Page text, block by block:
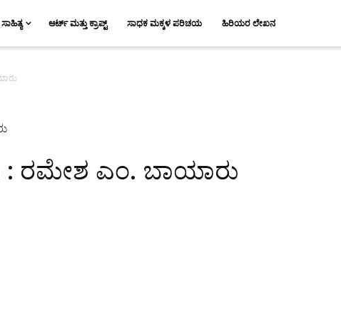
ಆರ್ಟ್ ಮತ್ತು ಕ್ರಾಪ್ಟ್ ಸಾಧಕ ಮಕ್ಕಳ ಪರಿಚಯ ಹಿರಿಯರ ಲೇಖನ
: ರಮೇಶ ಎಂ. ಬಾಯಾರು